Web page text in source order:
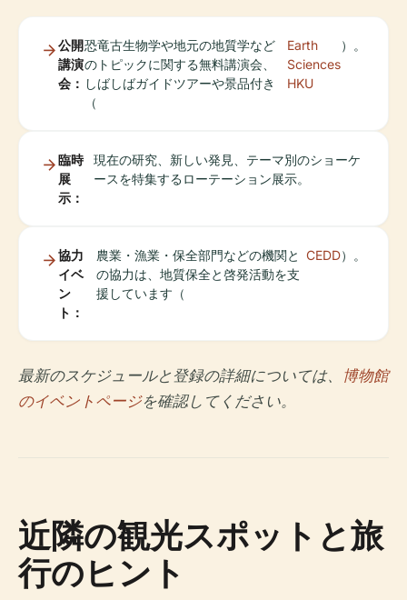
公開
講演
会：
恐竜古生物学や地元の地質学など
のトピックに関する無料講演会、
しばしばガイドツアーや景品付き
（
Earth
Sciences
HKU
）。
臨時
展
示：
現在の研究、新しい発見、テーマ別のショーケ
ースを特集するローテーション展示。
協力
イベ
ン
ト：
農業・漁業・保全部門などの機関と
の協力は、地質保全と啓発活動を支
援しています（
CEDD）。
最新のスケジュールと登録の詳細については、 博物館
のイベントページを確認してください。
近隣の観光スポットと旅
行のヒント